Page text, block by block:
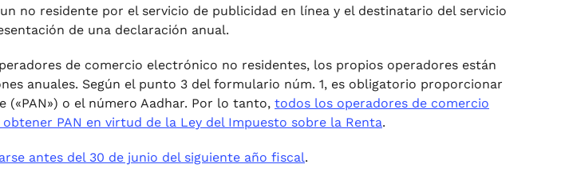
no residente por el servicio de publicidad en línea y el destinatario del servicio
de una declaración anual.
de comercio electrónico no residentes, los propios operadores están
anuales. Según el punto 3 del formulario núm. 1, es obligatorio proporcionar
(«PAN») o el número Aadhar. Por lo tanto, todos los operadores de comercio
PAN en virtud de la Ley del Impuesto sobre la Renta.
antes del 30 de junio del siguiente año fiscal.